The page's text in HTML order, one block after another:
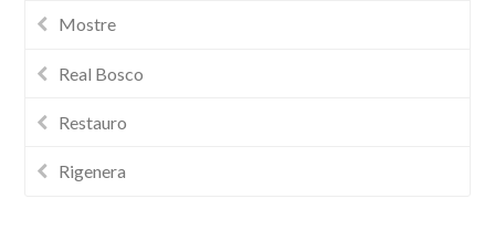
Mostre
Real Bosco
Restauro
Rigenera